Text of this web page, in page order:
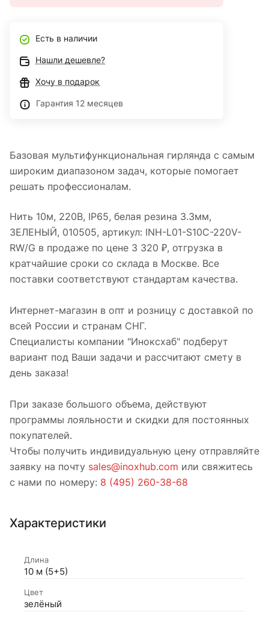
Есть в наличии
Нашли дешевле?
Хочу в подарок
Гарантия 12 месяцев
Базовая мультифункциональная гирлянда с самым
широким диапазоном задач, которые помогает
решать профессионалам.
Нить 10м, 220В, IP65, белая резина 3.3мм,
ЗЕЛЕНЫЙ, 010505, артикул: INH-L01-S10C-220V-
RW/G в продаже по цене 3 320 ₽, отгрузка в
кратчайшие сроки со склада в Москве. Все
поставки соответствуют стандартам качества.
Интернет-магазин в опт и розницу с доставкой по
всей России и странам СНГ.
Специалисты компании "Иноксхаб" подберут
вариант под Ваши задачи и рассчитают смету в
день заказа!
При заказе большого объема, действуют
программы лояльности и скидки для постоянных
покупателей.
Чтобы получить индивидуальную цену отправляйте
заявку на почту sales@inoxhub.com или свяжитесь
с нами по номеру: 8 (495) 260-38-68
Характеристики
Длина
10 м (5+5)
Цвет
зелёный